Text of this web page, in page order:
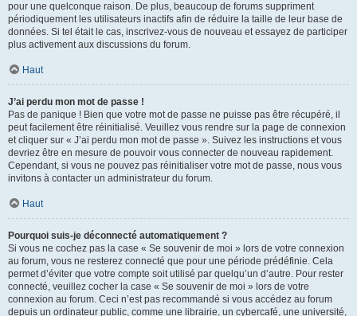
pour une quelconque raison. De plus, beaucoup de forums suppriment
périodiquement les utilisateurs inactifs afin de réduire la taille de leur base de
données. Si tel était le cas, inscrivez-vous de nouveau et essayez de participer
plus activement aux discussions du forum.
Haut
J’ai perdu mon mot de passe !
Pas de panique ! Bien que votre mot de passe ne puisse pas être récupéré, il
peut facilement être réinitialisé. Veuillez vous rendre sur la page de connexion
et cliquer sur « J’ai perdu mon mot de passe ». Suivez les instructions et vous
devriez être en mesure de pouvoir vous connecter de nouveau rapidement.
Cependant, si vous ne pouvez pas réinitialiser votre mot de passe, nous vous
invitons à contacter un administrateur du forum.
Haut
Pourquoi suis-je déconnecté automatiquement ?
Si vous ne cochez pas la case « Se souvenir de moi » lors de votre connexion
au forum, vous ne resterez connecté que pour une période prédéfinie. Cela
permet d’éviter que votre compte soit utilisé par quelqu’un d’autre. Pour rester
connecté, veuillez cocher la case « Se souvenir de moi » lors de votre
connexion au forum. Ceci n’est pas recommandé si vous accédez au forum
depuis un ordinateur public, comme une librairie, un cybercafé, une université,